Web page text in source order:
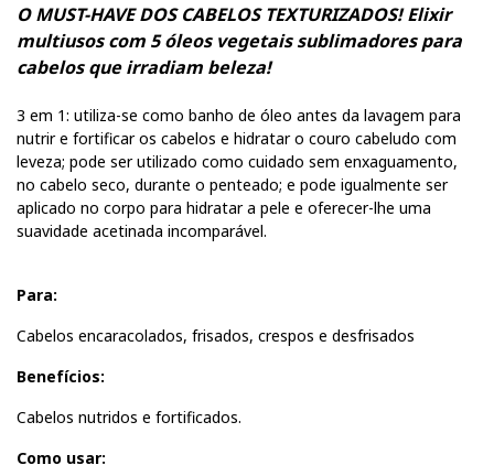
O MUST-HAVE DOS CABELOS TEXTURIZADOS! Elixir
multiusos com 5 óleos vegetais sublimadores para
cabelos que irradiam beleza!
3 em 1: utiliza-se como banho de óleo antes da lavagem para
nutrir e fortificar os cabelos e hidratar o couro cabeludo com
leveza; pode ser utilizado como cuidado sem enxaguamento,
no cabelo seco, durante o penteado; e pode igualmente ser
aplicado no corpo para hidratar a pele e oferecer-lhe uma
suavidade acetinada incomparável.
Para:
Cabelos encaracolados, frisados, crespos e desfrisados
Benefícios:
Cabelos nutridos e fortificados.
Como usar: